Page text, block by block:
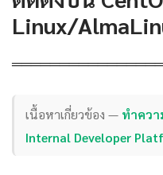
Linux/
เนื้อหาเกี่ยวข้อง — ทำควา
Internal Developer